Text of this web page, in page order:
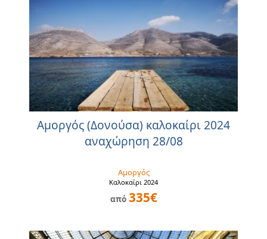
Αμοργός (Δονούσα) καλοκαίρι 2024
αναχώρηση 28/08
Αμοργός
Καλοκαίρι 2024
από 335€